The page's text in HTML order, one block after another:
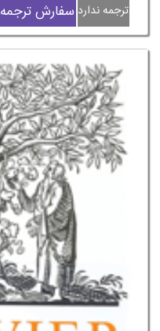
ترجمه ندارد سفارش ترجمه